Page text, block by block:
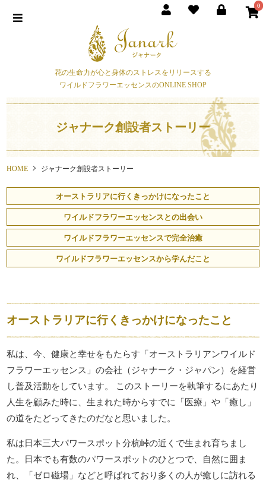
0
花の生命力が心と身体のストレスをリリースする
ワイルドフラワーエッセンスのONLINE SHOP
ジャナーク創設者ストーリー
HOME ジャナーク創設者ストーリー
オーストラリアに行くきっかけになったこと
ワイルドフラワーエッセンスとの出会い
ワイルドフラワーエッセンスで完全治癒
ワイルドフラワーエッセンスから学んだこと
オーストラリアに行くきっかけになったこと
私は、今、健康と幸せをもたらす「オーストラリアンワイルド
フラワーエッセンス」の会社（ジャナーク・ジャパン）を経営
し普及活動をしています。 このストーリーを執筆するにあたり
人生を顧みた時に、生まれた時からすでに「医療」や「癒し」
の道をたどってきたのだなと思いました。
私は日本三大パワースポット分杭峠の近くで生まれ育ちまし
た。日本でも有数のパワースポットのひとつで、自然に囲ま
れ、「ゼロ磁場」などと呼ばれており多くの人が癒しに訪れる